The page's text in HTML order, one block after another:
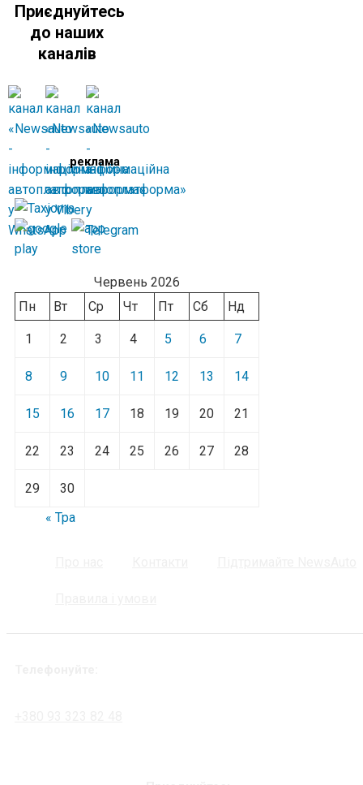
Приєднуйтесь
до наших
каналів
реклама
Червень 2026
Пн
Вт Ср Чт Пт Сб Нд
1 2 3 4 5 6 7
8 9 10 11 12 13 14
15 16 17 18 19 20 21
22 23 24 25 26 27 28
29
30
« Тра